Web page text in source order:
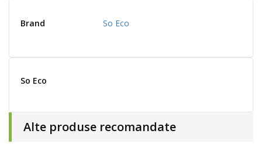
Brand So Eco
So Eco
Alte produse recomandate